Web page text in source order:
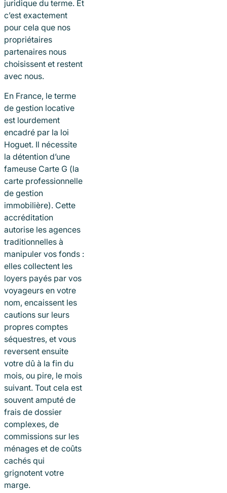
juridique du terme. Et
c’est exactement
pour cela que nos
propriétaires
partenaires nous
choisissent et restent
avec nous.
En France, le terme
de gestion locative
est lourdement
encadré par la loi
Hoguet. Il nécessite
la détention d’une
fameuse Carte G (la
carte professionnelle
de gestion
immobilière). Cette
accréditation
autorise les agences
traditionnelles à
manipuler vos fonds :
elles collectent les
loyers payés par vos
voyageurs en votre
nom, encaissent les
cautions sur leurs
propres comptes
séquestres, et vous
reversent ensuite
votre dû à la fin du
mois, ou pire, le mois
suivant. Tout cela est
souvent amputé de
frais de dossier
complexes, de
commissions sur les
ménages et de coûts
cachés qui
grignotent votre
marge.